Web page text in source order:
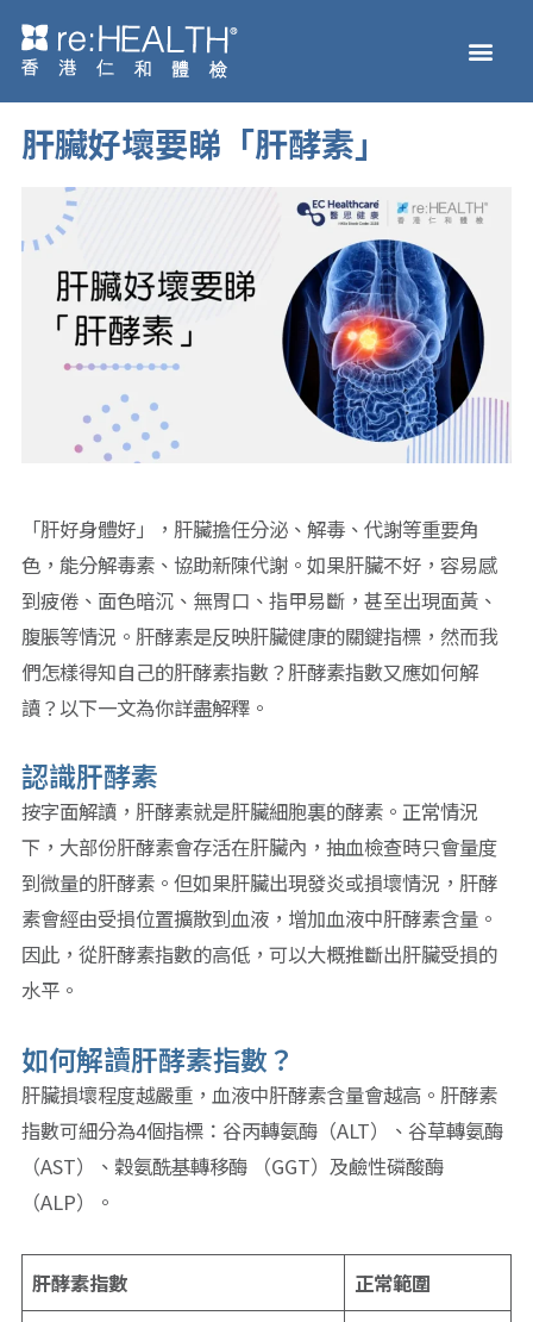
Skip
肝臟好壞要睇「肝酵素」
「肝好身體好」，肝臟擔任分泌、解毒、代謝等重要角
色，能分解毒素、協助新陳代謝。如果肝臟不好，容易感
到疲倦、面色暗沉、無胃口、指甲易斷，甚至出現面黃、
腹脹等情況。肝酵素是反映肝臟健康的關鍵指標，然而我
們怎樣得知自己的肝酵素指數？肝酵素指數又應如何解
讀？以下一文為你詳盡解釋。
認識肝酵素
按字面解讀，肝酵素就是肝臟細胞裏的酵素。正常情況
下，大部份肝酵素會存活在肝臟內，抽血檢查時只會量度
到微量的肝酵素。但如果肝臟出現發炎或損壞情況，肝酵
素會經由受損位置擴散到血液，增加血液中肝酵素含量。
因此，從肝酵素指數的高低，可以大概推斷出肝臟受損的
水平。
如何解讀肝酵素指數？
肝臟損壞程度越嚴重，血液中肝酵素含量會越高。肝酵素
指數可細分為4個指標：谷丙轉氨酶（ALT）、谷草轉氨酶
（AST）、穀氨酰基轉移酶 （GGT）及鹼性磷酸酶
（ALP）。
肝酵素指數
正常範圍